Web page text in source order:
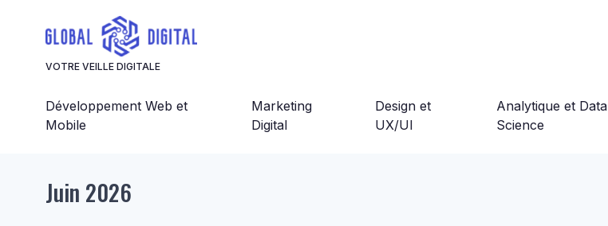
VOTRE VEILLE DIGITALE
Développement Web et
Mobile
Marketing
Digital
Design et
UX/UI
Analytique et Data
Science
Juin 2026